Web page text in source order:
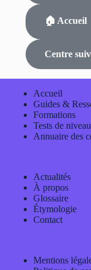
🏠 Accueil
Centre
Accueil
Guides &
Formations
Tests de niveau
Annuaire des
Actualités
À propos
Glossaire
Étymologie
Contact
Mentions